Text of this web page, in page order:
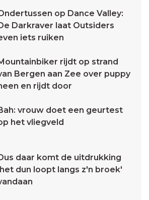
op Dance Valley:
Darkraver laat Outsiders
iets ruiken
rijdt op strand
Bergen aan Zee over puppy
en rijdt door
vrouw doet een geurtest
het vliegveld
daar komt de uitdrukking
dun loopt langs z'n broek'